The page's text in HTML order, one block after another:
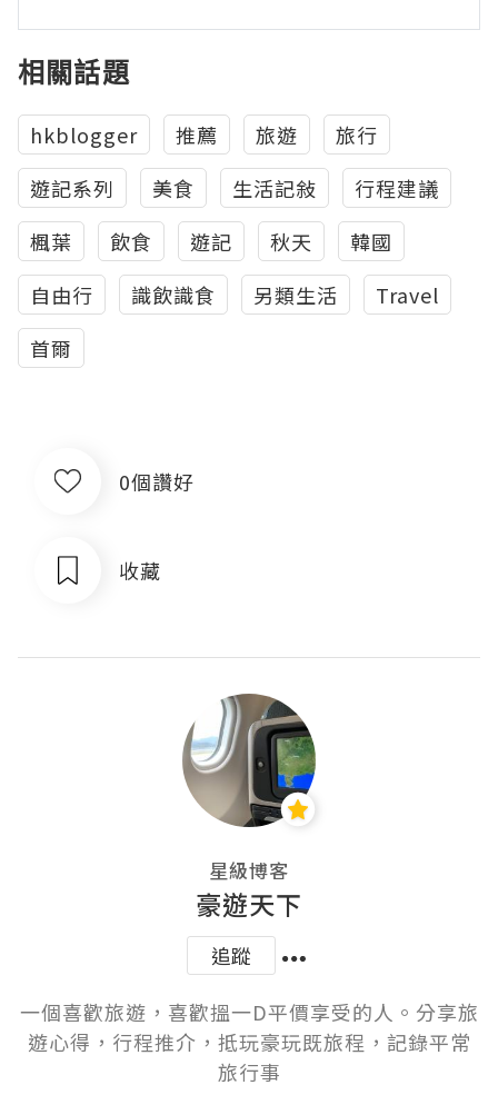
相關話題
hkblogger 推薦 旅遊
旅行
遊記系列
美食 生活記敍
行程建議
楓葉
飲食 遊記 秋天
韓國
自由行
識飲識食 另類生活
Travel
首爾
0個讚好
收藏
星級博客
豪遊天下
追蹤
一個喜歡旅遊，喜歡搵一D平價享受的人。分享旅
遊心得，行程推介，抵玩豪玩既旅程，記錄平常
旅行事